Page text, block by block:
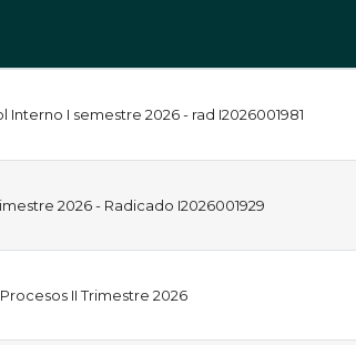
I semestre 2026 - rad I2026001981
2026 - Radicado I2026001929
II Trimestre 2026